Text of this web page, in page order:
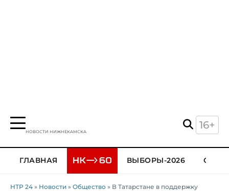
НОВОСТИ НИЖНЕКАМСКА
16+
ГЛАВНАЯ ВЫБОРЫ-2026
НТР 24 » Новости » Общество » В Татарстане в поддержку